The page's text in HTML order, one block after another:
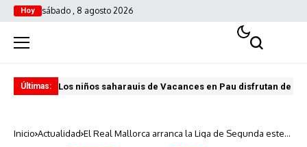
Hoy sábado , 8 agosto 2026
Últimas: Los niños saharauis de Vacances en Pau disfrutan de
Inicio Actualidad El Real Mallorca arranca la Liga de Segunda este